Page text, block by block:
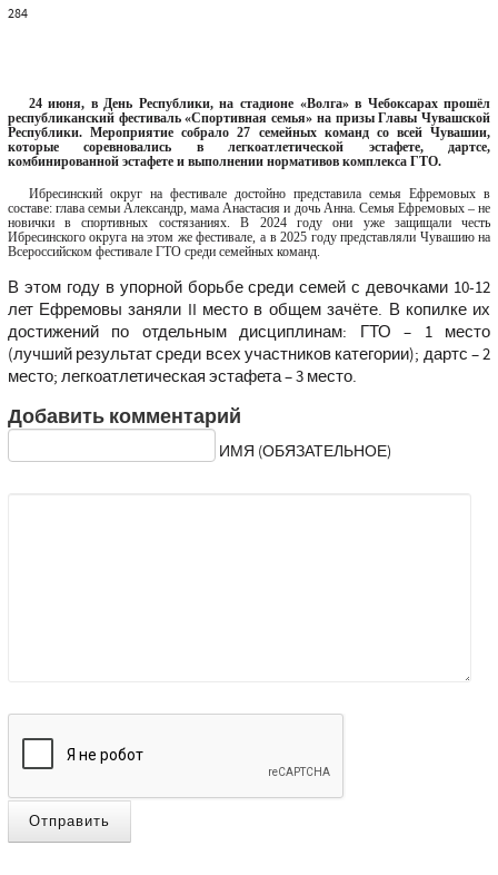
284
24 июня, в День Республики, на стадионе «Волга» в Чебоксарах прошёл
республиканский фестиваль «Спортивная семья» на призы Главы Чувашской
Республики. Мероприятие собрало 27 семейных команд со всей Чувашии,
которые соревновались в легкоатлетической эстафете, дартсе,
комбинированной эстафете и выполнении нормативов комплекса ГТО.
Ибресинский округ на фестивале достойно представила семья Ефремовых в
составе: глава семьи Александр, мама Анастасия и дочь Анна. Семья Ефремовых – не
новички в спортивных состязаниях. В 2024 году они уже защищали честь
Ибресинского округа на этом же фестивале, а в 2025 году представляли Чувашию на
Всероссийском фестивале ГТО среди семейных команд.
В этом году в упорной борьбе среди семей с девочками 10-12
лет Ефремовы заняли II место в общем зачёте. В копилке их
достижений по отдельным дисциплинам: ГТО – 1 место
(лучший результат среди всех участников категории); дартс – 2
место; легкоатлетическая эстафета – 3 место.
Добавить комментарий
ИМЯ (ОБЯЗАТЕЛЬНОЕ)
Отправить